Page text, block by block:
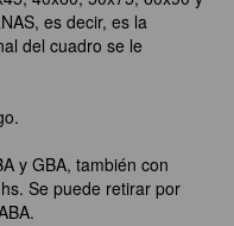
es decir, es la
del cuadro se le
y GBA, también con
Se puede retirar por